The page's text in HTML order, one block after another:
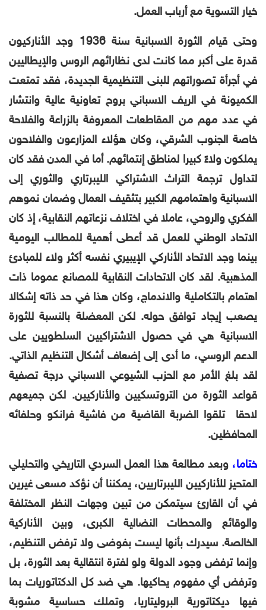
خيار التسوية مع أرباب العمل.
وحتى قيام الثورة الاسبانية سنة 1936 وجد الأناركيون
قدرة على أكبر مما كانت لدى نظارائهم الروس والإيطاليين
في أجرأة تصوراتهم للبنى التنظيمية الجديدة، فقد تمتعت
الكميونة في الريف الاسباني بروح تعاونية عالية وانتشار
في عدد مهم من المقاطعات المعروفة بالزراعة والفلاحة
خاصة الجنوب الشرقي، وكان هؤلاء المزارعون والفلاحون
يملكون ولاءً كبيرا لمناطق إنتمائهم. أما في المدن فقد كان
لتداول ترجمة التراث الاشتراكي الليبرتاري والثوري إلى
الاسبانية واهتمامهم الكبير بتثقيف العمال وضمان نموهم
الفكري والروحي، عاملا في اختلاف نزعاتهم النقابية، إذ كان
الاتحاد الوطني للعمل قد أعطى أهمية للمطالب اليومية
بينما وجد الاتحاد الأناركي الإيبيري نفسه أكثر ولاء للمبادئ
المذهبية. لقد كان الاتحادات النقابية للمصانع عموما ذات
اهتمام بالتكاملية والاندماج، وكان هذا في حد ذاته إشكالا
يصعب إيجاد توافق حوله. لكن المعضلة بالنسبة للثورة
الاسبانية هي في حصول الاشتراكيين السلطويين على
الدعم الروسي، ما أدى إلى إضعاف أشكال التنظيم الذاتي.
لقد بلغ الأمر مع الحزب الشيوعي الاسباني درجة تصفية
قواعد الثورة من التروتسكيين والأناركيين. لكن جميعهم
لاحقا تلقوا الضربة القاضية من فاشية فرانكو وحلفائه
المحافظين.
ختاما، وبعد مطالعة هذا العمل السردي التاريخي والتحليلي
المتحيز للأناركيين الليبرتاريين، يمكننا أن نؤكد مسعى غيرين
في أن القارئ سيتمكن من تبين وجهات النظر المختلفة
والوقائع والمحطات النضالية الكبرى، وبين الأناركية
الخالصة. سيدرك بأنها ليست بفوضى ولا ترفض التنظيم،
وإنما ترفض وجود الدولة ولو لفترة انتقالية بعد الثورة، بل
وترفض أي مفهوم يحاكيها. هي ضد كل الدكتاتوريات بما
فيها ديكتاتورية البروليتاريا، وتملك حساسية مشوبة